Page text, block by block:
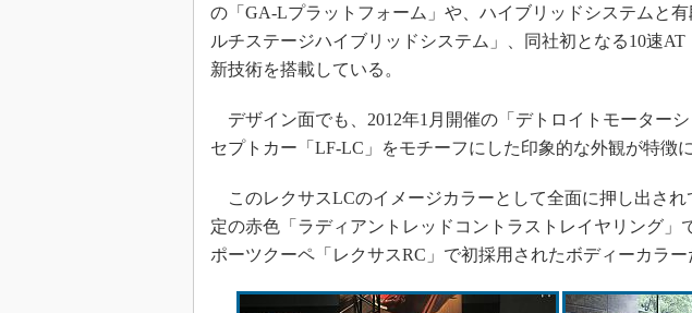
S＆OP
植物工場
知財マ
グロー
の「GA-Lプラットフォーム」や、ハイブリッドシステムと
ルチステージハイブリッドシステム」、同社初となる10速AT
新技術を搭載している。
デザイン面でも、2012年1月開催の「デトロイトモーター
セプトカー「LF-LC」をモチーフにした印象的な外観が特徴
このレクサスLCのイメージカラーとして全面に押し出され
定の赤色「ラディアントレッドコントラストレイヤリング」
ポーツクーペ「レクサスRC」で初採用されたボディーカラー